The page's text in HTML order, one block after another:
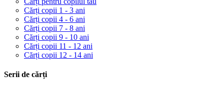
Cărți copii 1 - 3 ani
Cărți copii 4 - 6 ani
Cărți copii 7 - 8 ani
Cărți copii 9 - 10 ani
Cărți copii 11 - 12 ani
Cărți copii 12 - 14 ani
Serii de cărți